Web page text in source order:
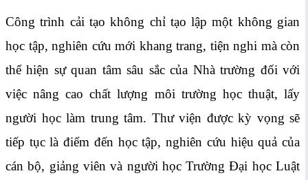
Công trình cải tạo không chỉ tạo lập một không gian
học tập, nghiên cứu mới khang trang, tiện nghi mà còn
thể hiện sự quan tâm sâu sắc của Nhà trường đối với
việc nâng cao chất lượng môi trường học thuật, lấy
người học làm trung tâm. Thư viện được kỳ vọng sẽ
tiếp tục là điểm đến học tập, nghiên cứu hiệu quả của
cán bộ, giảng viên và người học Trường Đại học Luật